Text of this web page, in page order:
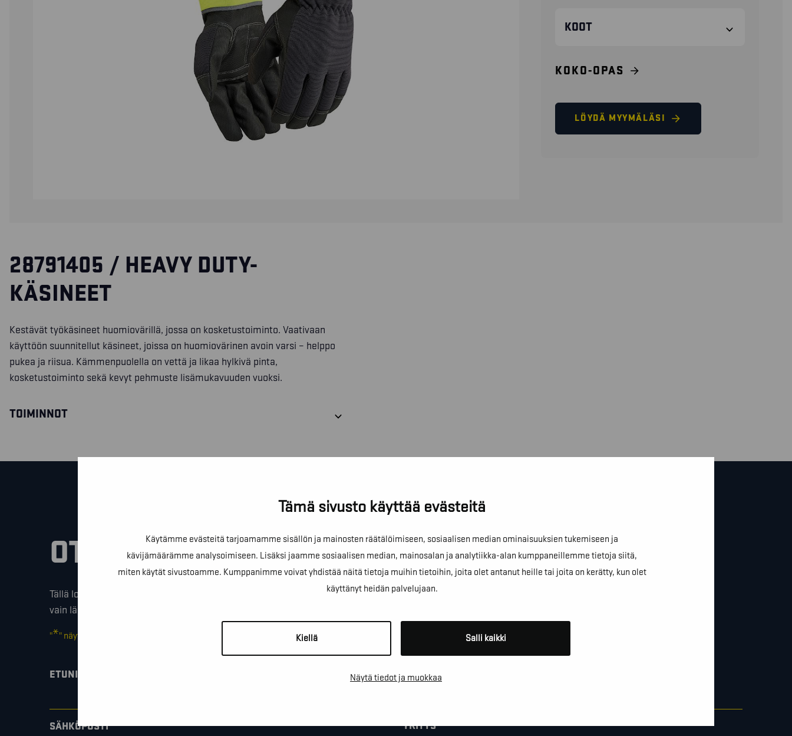
Tämä sivusto käyttää evästeitä
Käytämme evästeitä tarjoamamme sisällön ja mainosten räätälöimiseen, sosiaalisen median ominaisuuksien tukemiseen ja
kävijämäärämme analysoimiseen. Lisäksi jaamme sosiaalisen median, mainosalan ja analytiikka-alan kumppaneillemme tietoja siitä,
miten käytät sivustoamme. Kumppanimme voivat yhdistää näitä tietoja muihin tietoihin, joita olet antanut heille tai joita on kerätty, kun olet
käyttänyt heidän palvelujaan.
Kiellä Salli kaikki
Näytä tiedot ja muokkaa
KOOT
KOKO-OPAS
LÖYDÄ MYYMÄLÄSI
28791405 / HEAVY DUTY-
KÄSINEET
Kestävät työkäsineet huomiovärillä, jossa on kosketustoiminto. Vaativaan
käyttöön suunnitellut käsineet, joissa on huomiovärinen avoin varsi – helppo
pukea ja riisua. Kämmenpuolella on vettä ja likaa hylkivä pinta,
kosketustoiminto sekä kevyt pehmuste lisämukavuuden vuoksi.
TOIMINNOT
OTA YHTEYTTÄ!
Tällä lomakkeella voit kysyä lisäinfoa, pyytää ilmaista kartoituskäyntiä tai ihan
vain lähettää lämpimiä terveisiä!
"*" näyttää pakolliset kentät
ETUNIMI SUKUNIMI PUHELINNUMERO
SÄHKÖPOSTI * YRITYS